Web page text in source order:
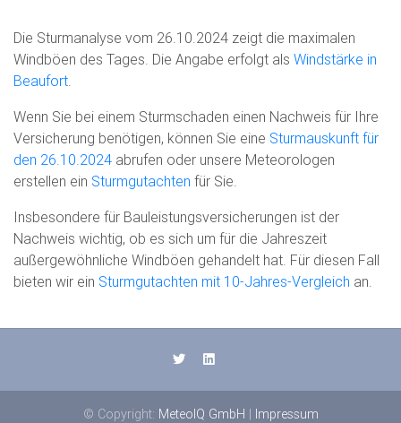
Die Sturmanalyse vom 26.10.2024 zeigt die maximalen
Windböen des Tages. Die Angabe erfolgt als Windstärke in
Beaufort
Wenn Sie bei einem Sturmschaden einen Nachweis für Ihre
Versicherung benötigen, können Sie eine Sturmauskunft für
den 26.10.2024 abrufen oder unsere Meteorologen
erstellen ein Sturmgutachten für Sie.
Insbesondere für Bauleistungsversicherungen ist der
Nachweis wichtig, ob es sich um für die Jahreszeit
außergewöhnliche Windböen gehandelt hat. Für diesen Fall
bieten wir ein Sturmgutachten mit 10-Jahres-Vergleich an.
© Copyright: MeteoIQ GmbH | Impressum